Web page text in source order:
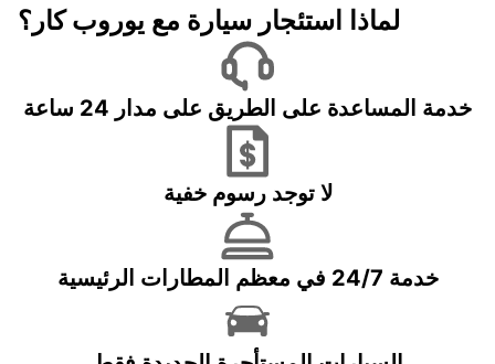
لماذا استئجار سيارة مع يوروب كار؟
خدمة المساعدة على الطريق على مدار 24 ساعة
لا توجد رسوم خفية
خدمة 24/7 في معظم المطارات الرئيسية